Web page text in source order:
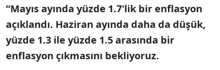
“Mayıs ayında yüzde 1.7'lik bir enflasyon
açıklandı. Haziran ayında daha da düşük,
yüzde 1.3 ile yüzde 1.5 arasında bir
enflasyon çıkmasını bekliyoruz.